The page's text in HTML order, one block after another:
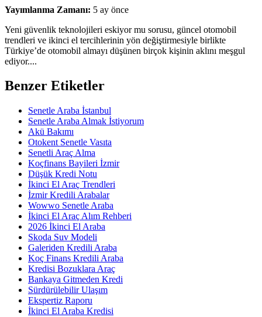
Yayımlanma Zamanı: 5 ay önce
Yeni güvenlik teknolojileri eskiyor mu sorusu, güncel otomobil
trendleri ve ikinci el tercihlerinin yön değiştirmesiyle birlikte
Türkiye’de otomobil almayı düşünen birçok kişinin aklını meşgul
ediyor....
Benzer Etiketler
Senetle Araba İstanbul
Senetle Araba Almak İstiyorum
Akü Bakımı
Otokent Senetle Vasıta
Senetli Araç Alma
Koçfinans Bayileri İzmir
Düşük Kredi Notu
İkinci El Araç Trendleri
İzmir Kredili Arabalar
Wowwo Senetle Araba
İkinci El Araç Alım Rehberi
2026 İkinci El Araba
Skoda Suv Modeli
Galeriden Kredili Araba
Koç Finans Kredili Araba
Kredisi Bozuklara Araç
Bankaya Gitmeden Kredi
Sürdürülebilir Ulaşım
Ekspertiz Raporu
İkinci El Araba Kredisi